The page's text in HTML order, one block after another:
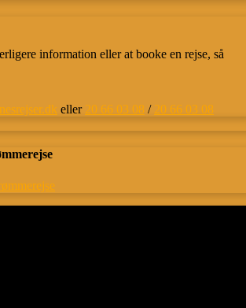
information eller at booke en rejse, så
eller 20 66 03 08 / 20 66 03 08